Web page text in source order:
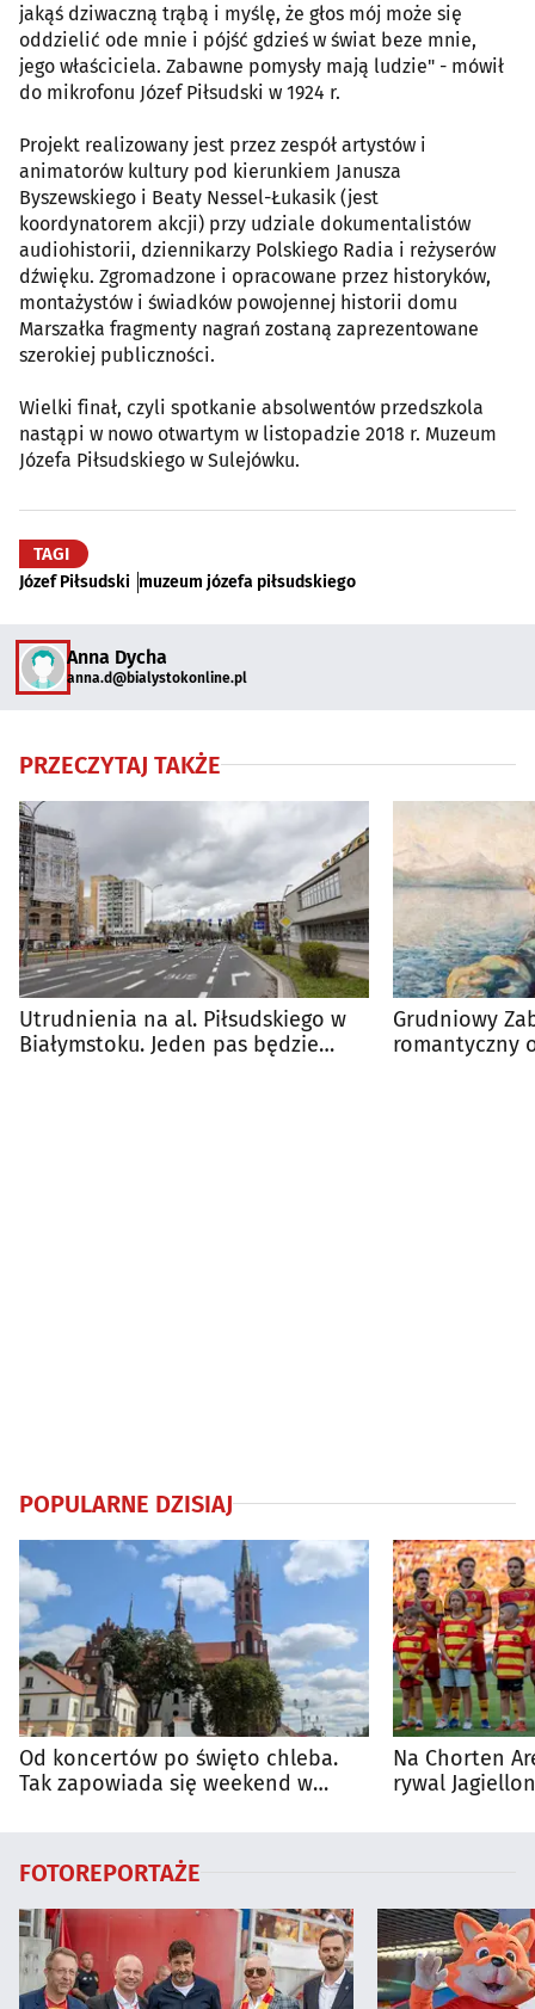
jakąś dziwaczną trąbą i myślę, że głos mój może się
oddzielić ode mnie i pójść gdzieś w świat beze mnie,
jego właściciela. Zabawne pomysły mają ludzie" - mówił
do mikrofonu Józef Piłsudski w 1924 r.
Projekt realizowany jest przez zespół artystów i
animatorów kultury pod kierunkiem Janusza
Byszewskiego i Beaty Nessel-Łukasik (jest
koordynatorem akcji) przy udziale dokumentalistów
audiohistorii, dziennikarzy Polskiego Radia i reżyserów
dźwięku. Zgromadzone i opracowane przez historyków,
montażystów i świadków powojennej historii domu
Marszałka fragmenty nagrań zostaną zaprezentowane
szerokiej publiczności.
Wielki finał, czyli spotkanie absolwentów przedszkola
nastąpi w nowo otwartym w listopadzie 2018 r. Muzeum
Józefa Piłsudskiego w Sulejówku.
TAGI
Józef Piłsudski muzeum józefa piłsudskiego
Anna Dycha
anna.d@bialystokonline.pl
PRZECZYTAJ TAKŻE
Utrudnienia na al. Piłsudskiego w
Białymstoku. Jeden pas będzie
Grudniowy
romantyczny
POPULARNE DZISIAJ
Od koncertów po święto chleba.
Tak zapowiada się weekend w
Na Chorten
rywal
FOTOREPORTAŻE